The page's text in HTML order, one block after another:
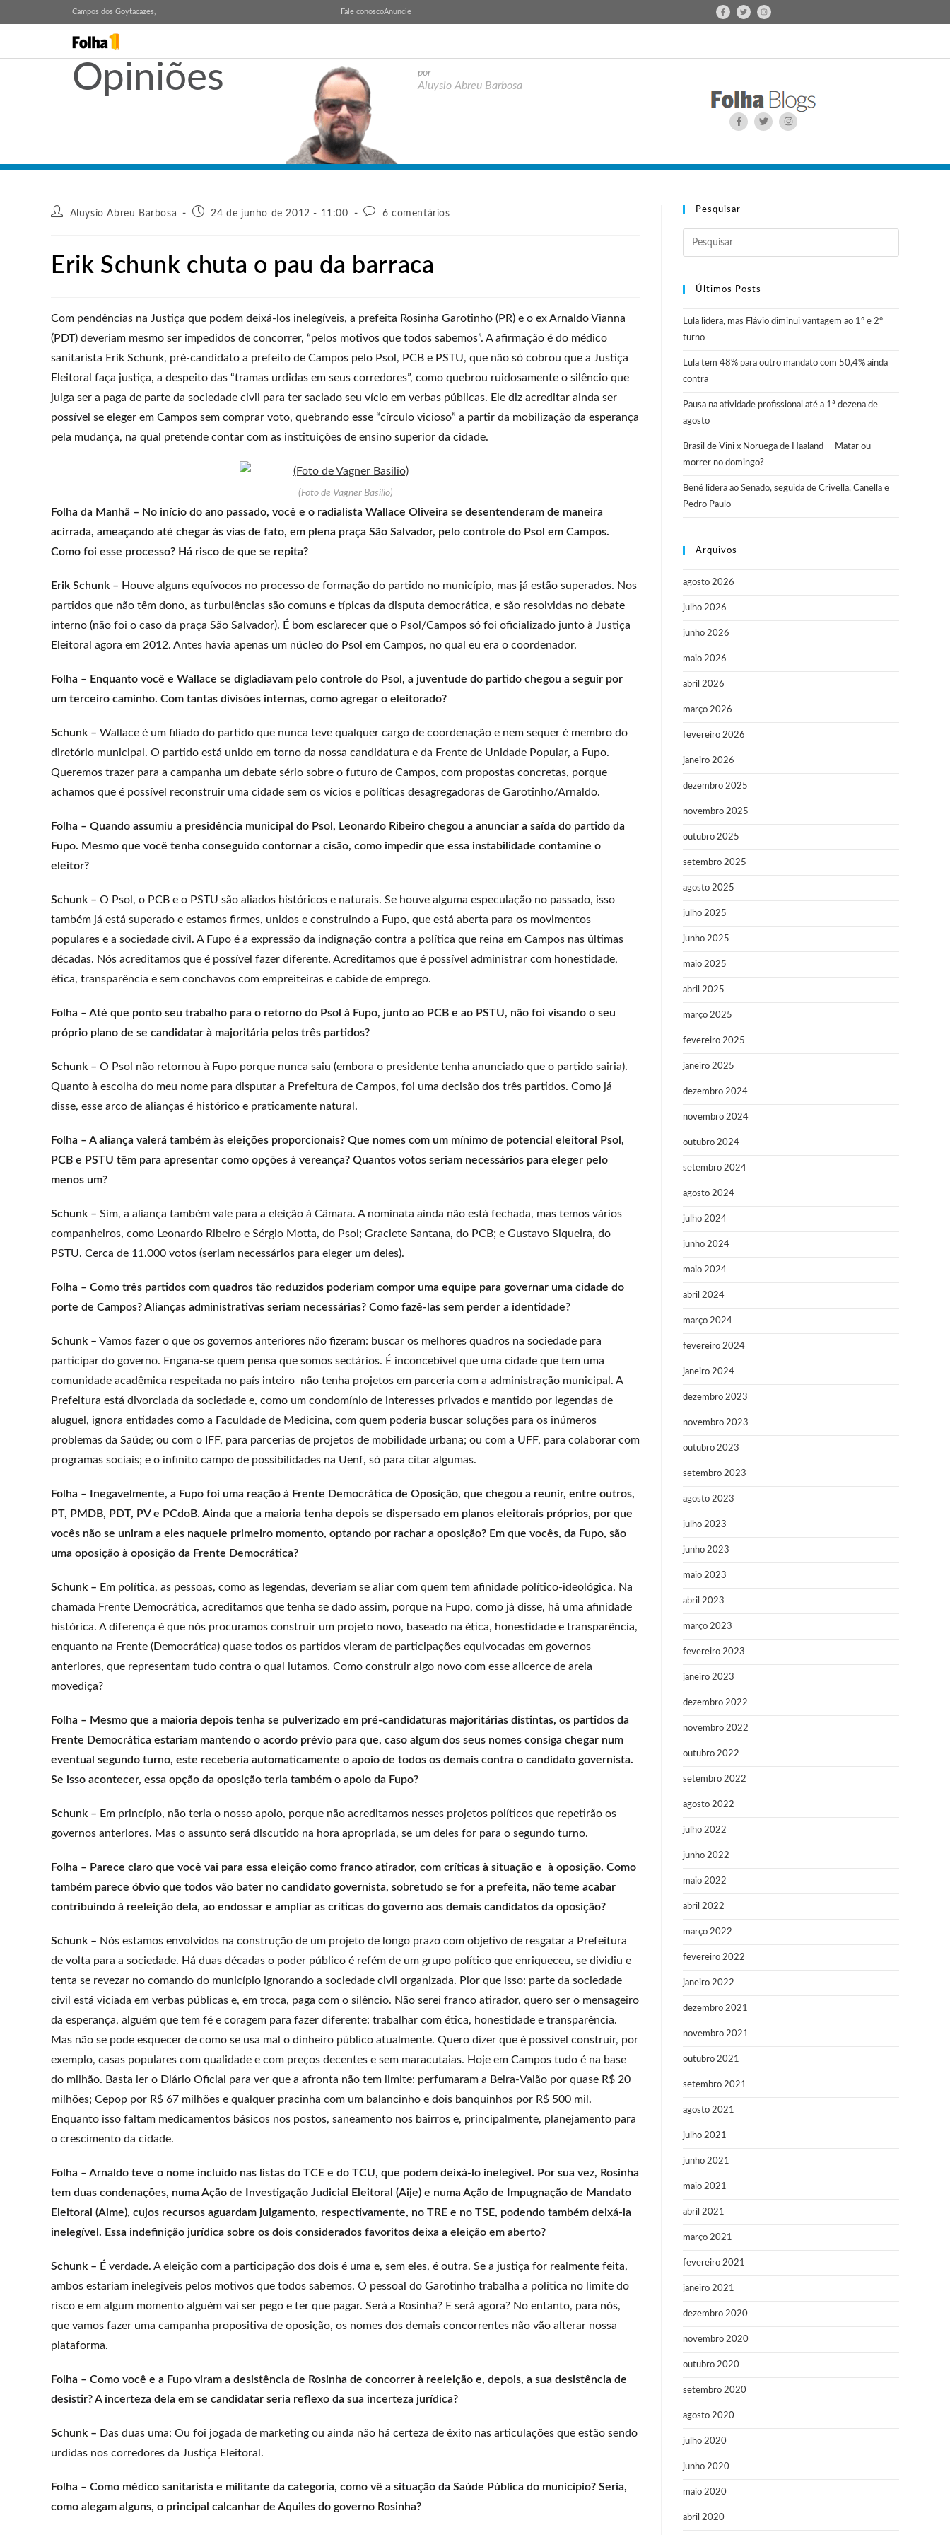
Campos dos Goytacazes, Fale conoscoAnuncie
Opiniões por
Aluysio Abreu Barbosa
Aluysio Abreu Barbosa 24 de junho de 2012 - 11:00 6 comentários
Erik Schunk chuta o pau da barraca
Com pendências na Justiça que podem deixá-los inelegíveis, a prefeita Rosinha Garotinho (PR) e o ex Arnaldo Vianna
(PDT) deveriam mesmo ser impedidos de concorrer, “pelos motivos que todos sabemos”. A afirmação é do médico
sanitarista Erik Schunk, pré-candidato a prefeito de Campos pelo Psol, PCB e PSTU, que não só cobrou que a Justiça
Eleitoral faça justiça, a despeito das “tramas urdidas em seus corredores”, como quebrou ruidosamente o silêncio que
julga ser a paga de parte da sociedade civil para ter saciado seu vício em verbas públicas. Ele diz acreditar ainda ser
possível se eleger em Campos sem comprar voto, quebrando esse “círculo vicioso” a partir da mobilização da esperança
pela mudança, na qual pretende contar com as instituições de ensino superior da cidade.
(Foto de Vagner Basilio)
Folha da Manhã – No início do ano passado, você e o radialista Wallace Oliveira se desentenderam de maneira
acirrada, ameaçando até chegar às vias de fato, em plena praça São Salvador, pelo controle do Psol em Campos.
Como foi esse processo? Há risco de que se repita?
Erik Schunk – Houve alguns equívocos no processo de formação do partido no município, mas já estão superados. Nos
partidos que não têm dono, as turbulências são comuns e típicas da disputa democrática, e são resolvidas no debate
interno (não foi o caso da praça São Salvador). É bom esclarecer que o Psol/Campos só foi oficializado junto à Justiça
Eleitoral agora em 2012. Antes havia apenas um núcleo do Psol em Campos, no qual eu era o coordenador.
Folha – Enquanto você e Wallace se digladiavam pelo controle do Psol, a juventude do partido chegou a seguir por
um terceiro caminho. Com tantas divisões internas, como agregar o eleitorado?
Schunk – Wallace é um filiado do partido que nunca teve qualquer cargo de coordenação e nem sequer é membro do
diretório municipal. O partido está unido em torno da nossa candidatura e da Frente de Unidade Popular, a Fupo.
Queremos trazer para a campanha um debate sério sobre o futuro de Campos, com propostas concretas, porque
achamos que é possível reconstruir uma cidade sem os vícios e políticas desagregadoras de Garotinho/Arnaldo.
Folha – Quando assumiu a presidência municipal do Psol, Leonardo Ribeiro chegou a anunciar a saída do partido da
Fupo. Mesmo que você tenha conseguido contornar a cisão, como impedir que essa instabilidade contamine o
eleitor?
Schunk – O Psol, o PCB e o PSTU são aliados históricos e naturais. Se houve alguma especulação no passado, isso
também já está superado e estamos firmes, unidos e construindo a Fupo, que está aberta para os movimentos
populares e a sociedade civil. A Fupo é a expressão da indignação contra a política que reina em Campos nas últimas
décadas. Nós acreditamos que é possível fazer diferente. Acreditamos que é possível administrar com honestidade,
ética, transparência e sem conchavos com empreiteiras e cabide de emprego.
Folha – Até que ponto seu trabalho para o retorno do Psol à Fupo, junto ao PCB e ao PSTU, não foi visando o seu
próprio plano de se candidatar à majoritária pelos três partidos?
Schunk – O Psol não retornou à Fupo porque nunca saiu (embora o presidente tenha anunciado que o partido sairia).
Quanto à escolha do meu nome para disputar a Prefeitura de Campos, foi uma decisão dos três partidos. Como já
disse, esse arco de alianças é histórico e praticamente natural.
Folha – A aliança valerá também às eleições proporcionais? Que nomes com um mínimo de potencial eleitoral Psol,
PCB e PSTU têm para apresentar como opções à vereança? Quantos votos seriam necessários para eleger pelo
menos um?
Schunk – Sim, a aliança também vale para a eleição à Câmara. A nominata ainda não está fechada, mas temos vários
companheiros, como Leonardo Ribeiro e Sérgio Motta, do Psol; Graciete Santana, do PCB; e Gustavo Siqueira, do
PSTU. Cerca de 11.000 votos (seriam necessários para eleger um deles).
Folha – Como três partidos com quadros tão reduzidos poderiam compor uma equipe para governar uma cidade do
porte de Campos? Alianças administrativas seriam necessárias? Como fazê-las sem perder a identidade?
Schunk – Vamos fazer o que os governos anteriores não fizeram: buscar os melhores quadros na sociedade para
participar do governo. Engana-se quem pensa que somos sectários. É inconcebível que uma cidade que tem uma
comunidade acadêmica respeitada no país inteiro não tenha projetos em parceria com a administração municipal. A
Prefeitura está divorciada da sociedade e, como um condomínio de interesses privados e mantido por legendas de
aluguel, ignora entidades como a Faculdade de Medicina, com quem poderia buscar soluções para os inúmeros
problemas da Saúde; ou com o IFF, para parcerias de projetos de mobilidade urbana; ou com a UFF, para colaborar com
programas sociais; e o infinito campo de possibilidades na Uenf, só para citar algumas.
Folha – Inegavelmente, a Fupo foi uma reação à Frente Democrática de Oposição, que chegou a reunir, entre outros,
PT, PMDB, PDT, PV e PCdoB. Ainda que a maioria tenha depois se dispersado em planos eleitorais próprios, por que
vocês não se uniram a eles naquele primeiro momento, optando por rachar a oposição? Em que vocês, da Fupo, são
uma oposição à oposição da Frente Democrática?
Schunk – Em política, as pessoas, como as legendas, deveriam se aliar com quem tem afinidade político-ideológica. Na
chamada Frente Democrática, acreditamos que tenha se dado assim, porque na Fupo, como já disse, há uma afinidade
histórica. A diferença é que nós procuramos construir um projeto novo, baseado na ética, honestidade e transparência,
enquanto na Frente (Democrática) quase todos os partidos vieram de participações equivocadas em governos
anteriores, que representam tudo contra o qual lutamos. Como construir algo novo com esse alicerce de areia
movediça?
Folha – Mesmo que a maioria depois tenha se pulverizado em pré-candidaturas majoritárias distintas, os partidos da
Frente Democrática estariam mantendo o acordo prévio para que, caso algum dos seus nomes consiga chegar num
eventual segundo turno, este receberia automaticamente o apoio de todos os demais contra o candidato governista.
Se isso acontecer, essa opção da oposição teria também o apoio da Fupo?
Schunk – Em princípio, não teria o nosso apoio, porque não acreditamos nesses projetos políticos que repetirão os
governos anteriores. Mas o assunto será discutido na hora apropriada, se um deles for para o segundo turno.
Folha – Parece claro que você vai para essa eleição como franco atirador, com críticas à situação e à oposição. Como
também parece óbvio que todos vão bater no candidato governista, sobretudo se for a prefeita, não teme acabar
contribuindo à reeleição dela, ao endossar e ampliar as críticas do governo aos demais candidatos da oposição?
Schunk – Nós estamos envolvidos na construção de um projeto de longo prazo com objetivo de resgatar a Prefeitura
de volta para a sociedade. Há duas décadas o poder público é refém de um grupo político que enriqueceu, se dividiu e
tenta se revezar no comando do município ignorando a sociedade civil organizada. Pior que isso: parte da sociedade
civil está viciada em verbas públicas e, em troca, paga com o silêncio. Não serei franco atirador, quero ser o mensageiro
da esperança, alguém que tem fé e coragem para fazer diferente: trabalhar com ética, honestidade e transparência.
Mas não se pode esquecer de como se usa mal o dinheiro público atualmente. Quero dizer que é possível construir, por
exemplo, casas populares com qualidade e com preços decentes e sem maracutaias. Hoje em Campos tudo é na base
do milhão. Basta ler o Diário Oficial para ver que a afronta não tem limite: perfumaram a Beira-Valão por quase R$ 20
milhões; Cepop por R$ 67 milhões e qualquer pracinha com um balancinho e dois banquinhos por R$ 500 mil.
Enquanto isso faltam medicamentos básicos nos postos, saneamento nos bairros e, principalmente, planejamento para
o crescimento da cidade.
Folha – Arnaldo teve o nome incluído nas listas do TCE e do TCU, que podem deixá-lo inelegível. Por sua vez, Rosinha
tem duas condenações, numa Ação de Investigação Judicial Eleitoral (Aije) e numa Ação de Impugnação de Mandato
Eleitoral (Aime), cujos recursos aguardam julgamento, respectivamente, no TRE e no TSE, podendo também deixá-la
inelegível. Essa indefinição jurídica sobre os dois considerados favoritos deixa a eleição em aberto?
Schunk – É verdade. A eleição com a participação dos dois é uma e, sem eles, é outra. Se a justiça for realmente feita,
ambos estariam inelegíveis pelos motivos que todos sabemos. O pessoal do Garotinho trabalha a política no limite do
risco e em algum momento alguém vai ser pego e ter que pagar. Será a Rosinha? E será agora? No entanto, para nós,
que vamos fazer uma campanha propositiva de oposição, os nomes dos demais concorrentes não vão alterar nossa
plataforma.
Folha – Como você e a Fupo viram a desistência de Rosinha de concorrer à reeleição e, depois, a sua desistência de
desistir? A incerteza dela em se candidatar seria reflexo da sua incerteza jurídica?
Schunk – Das duas uma: Ou foi jogada de marketing ou ainda não há certeza de êxito nas articulações que estão sendo
urdidas nos corredores da Justiça Eleitoral.
Folha – Como médico sanitarista e militante da categoria, como vê a situação da Saúde Pública do município? Seria,
como alegam alguns, o principal calcanhar de Aquiles do governo Rosinha?
Pesquisar
Últimos Posts
Lula lidera, mas Flávio diminui vantagem ao 1º e 2º
turno
Lula tem 48% para outro mandato com 50,4% ainda
contra
Pausa na atividade profissional até a 1ª dezena de
agosto
Brasil de Vini x Noruega de Haaland — Matar ou
morrer no domingo?
Bené lidera ao Senado, seguida de Crivella, Canella e
Pedro Paulo
Arquivos
agosto 2026
julho 2026
junho 2026
maio 2026
abril 2026
março 2026
fevereiro 2026
janeiro 2026
dezembro 2025
novembro 2025
outubro 2025
setembro 2025
agosto 2025
julho 2025
junho 2025
maio 2025
abril 2025
março 2025
fevereiro 2025
janeiro 2025
dezembro 2024
novembro 2024
outubro 2024
setembro 2024
agosto 2024
julho 2024
junho 2024
maio 2024
abril 2024
março 2024
fevereiro 2024
janeiro 2024
dezembro 2023
novembro 2023
outubro 2023
setembro 2023
agosto 2023
julho 2023
junho 2023
maio 2023
abril 2023
março 2023
fevereiro 2023
janeiro 2023
dezembro 2022
novembro 2022
outubro 2022
setembro 2022
agosto 2022
julho 2022
junho 2022
maio 2022
abril 2022
março 2022
fevereiro 2022
janeiro 2022
dezembro 2021
novembro 2021
outubro 2021
setembro 2021
agosto 2021
julho 2021
junho 2021
maio 2021
abril 2021
março 2021
fevereiro 2021
janeiro 2021
dezembro 2020
novembro 2020
outubro 2020
setembro 2020
agosto 2020
julho 2020
junho 2020
maio 2020
abril 2020